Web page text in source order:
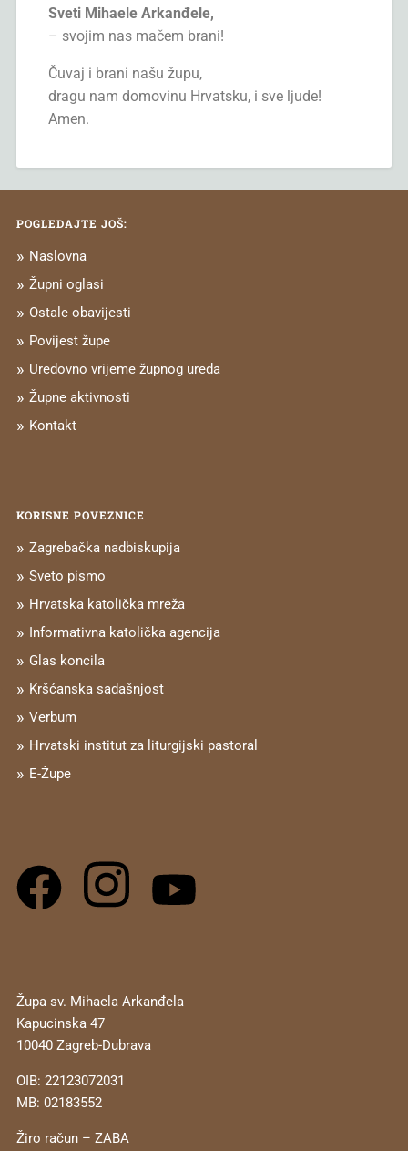
Sveti Mihaele Arkanđele,
– svojim nas mačem brani!
Čuvaj i brani našu župu,
dragu nam domovinu Hrvatsku, i sve ljude!
Amen.
POGLEDAJTE JOŠ:
Naslovna
Župni oglasi
Ostale obavijesti
Povijest župe
Uredovno vrijeme župnog ureda
Župne aktivnosti
Kontakt
KORISNE POVEZNICE
Zagrebačka nadbiskupija
Sveto pismo
Hrvatska katolička mreža
Informativna katolička agencija
Glas koncila
Kršćanska sadašnjost
Verbum
Hrvatski institut za liturgijski pastoral
E-Župe
Župa sv. Mihaela Arkanđela
Kapucinska 47
10040 Zagreb-Dubrava
OIB: 22123072031
MB: 02183552
Žiro račun – ZABA